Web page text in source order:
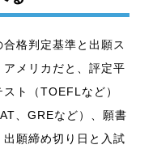
格判定基準と出願ス
メリカだと、評定平
ト（TOEFLなど）
、GREなど）、願書
願締め切り日と入試